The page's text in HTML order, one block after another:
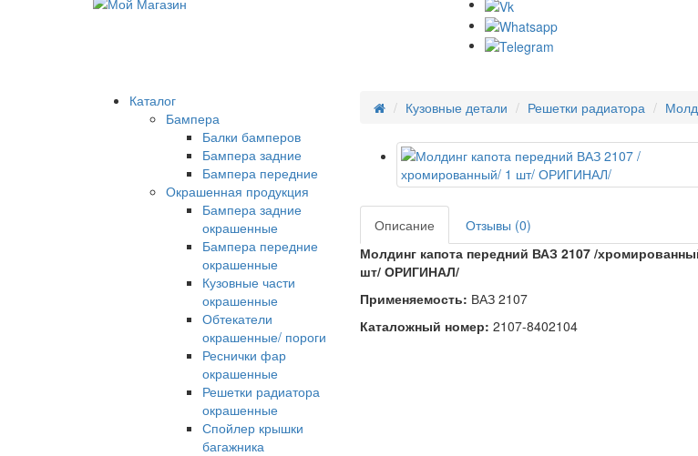
Каталог
Бампера
Балки бамперов
Бампера задние
Бампера передние
Окрашенная продукция
Бампера задние
окрашенные
Бампера передние
окрашенные
Кузовные части
окрашенные
Обтекатели
окрашенные/ пороги
Реснички фар
окрашенные
Решетки радиатора
окрашенные
Спойлер крышки
багажника
Кузовные детали Решетки радиатора
Описание
Отзывы (0)
Молдинг капота передний ВАЗ 2107 /
шт/ ОРИГИНАЛ/
Применяемость: ВАЗ 2107
Каталожный номер: 2107-8402104